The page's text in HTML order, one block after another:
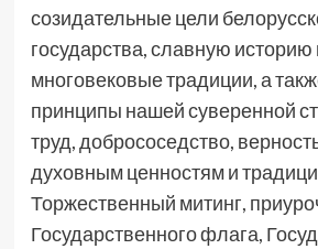
созидательные цели
государства, славную историю
многовековые традиции, а
принципы нашей суверенной
труд, добрососедство,
духовным ценностям и
Торжественный митинг,
Государственного флага,